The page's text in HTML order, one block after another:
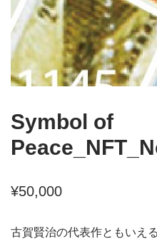
Symbol of
¥50,000
古賀賢治の代表作ともいえ